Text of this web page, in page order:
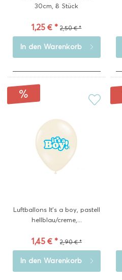
30cm, 8 Stück
1,25 € * 2,50 € *
In den Warenkorb
Luftballons It's a boy, pastell
hellblau/creme,...
1,45 € * 2,90 € *
In den Warenkorb